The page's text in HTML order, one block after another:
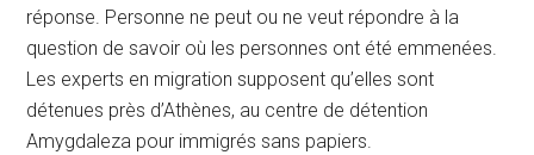
réponse. Personne ne peut ou ne veut répondre à la
question de savoir où les personnes ont été emmenées.
Les experts en migration supposent qu’elles sont
détenues près d’Athènes, au centre de détention
Amygdaleza pour immigrés sans papiers.